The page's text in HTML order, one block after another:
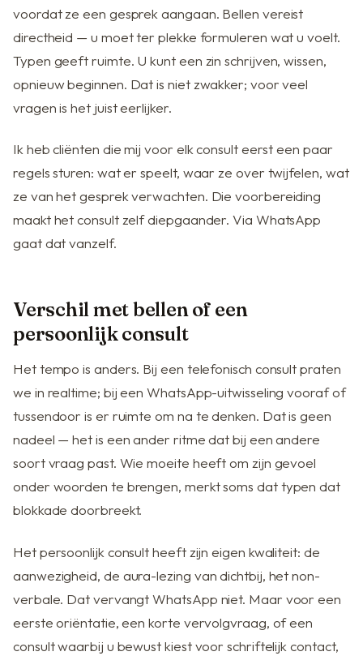
voordat ze een gesprek aangaan. Bellen vereist
directheid — u moet ter plekke formuleren wat u voelt.
Typen geeft ruimte. U kunt een zin schrijven, wissen,
opnieuw beginnen. Dat is niet zwakker; voor veel
vragen is het juist eerlijker.
Ik heb cliënten die mij voor elk consult eerst een paar
regels sturen: wat er speelt, waar ze over twijfelen, wat
ze van het gesprek verwachten. Die voorbereiding
maakt het consult zelf diepgaander. Via WhatsApp
gaat dat vanzelf.
Verschil met bellen of een
persoonlijk consult
Het tempo is anders. Bij een telefonisch consult praten
we in realtime; bij een WhatsApp-uitwisseling vooraf of
tussendoor is er ruimte om na te denken. Dat is geen
nadeel — het is een ander ritme dat bij een andere
soort vraag past. Wie moeite heeft om zijn gevoel
onder woorden te brengen, merkt soms dat typen dat
blokkade doorbreekt.
Het persoonlijk consult heeft zijn eigen kwaliteit: de
aanwezigheid, de aura-lezing van dichtbij, het non-
verbale. Dat vervangt WhatsApp niet. Maar voor een
eerste oriëntatie, een korte vervolgvraag, of een
consult waarbij u bewust kiest voor schriftelijk contact,